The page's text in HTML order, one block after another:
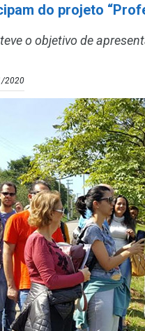
do projeto
o objetivo de
2020